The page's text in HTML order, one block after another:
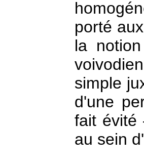
porté
la
simple
d'une
fait évité
au sein